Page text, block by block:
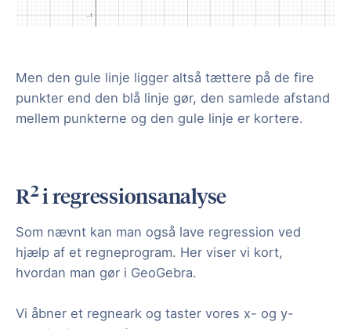
Men den gule linje ligger altså tættere på de fire
punkter end den blå linje gør, den samlede afstand
mellem punkterne og den gule linje er kortere.
R2i regressionsanalyse
Som nævnt kan man også lave regression ved
hjælp af et regneprogram. Her viser vi kort,
hvordan man gør i GeoGebra.
Vi åbner et regneark og taster vores x- og y-